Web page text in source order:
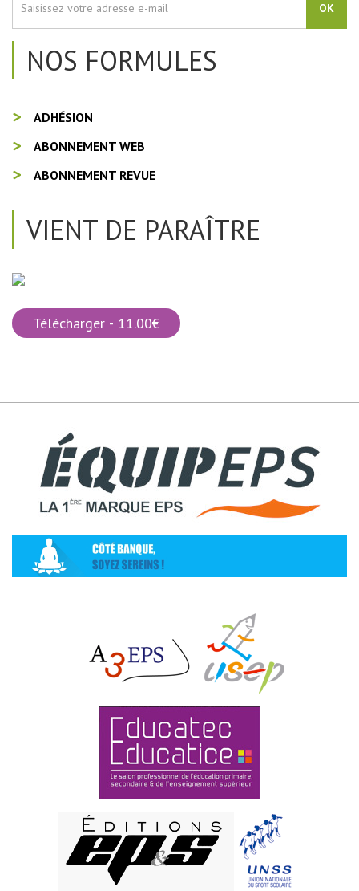
OK
NOS FORMULES
ADHÉSION
ABONNEMENT WEB
ABONNEMENT REVUE
VIENT DE PARAÎTRE
Télécharger - 11.00€